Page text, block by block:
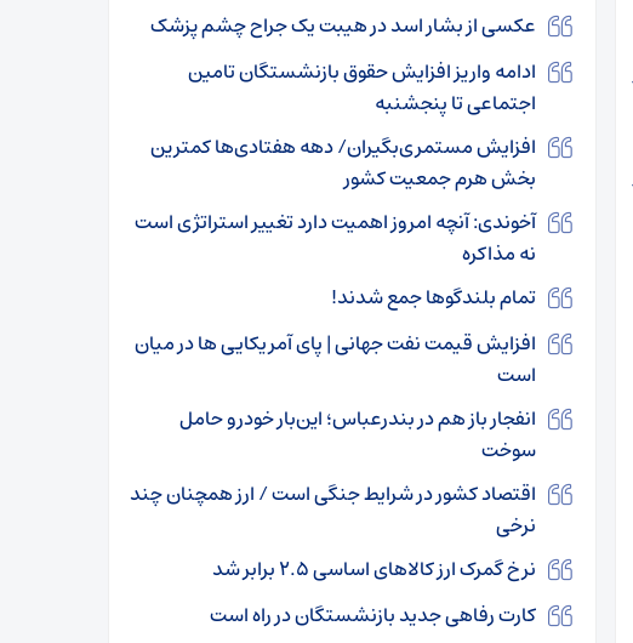
عکسی از بشار اسد در هیبت یک جراح چشم پزشک
ادامه واریز افزایش حقوق بازنشستگان تامین
اجتماعی تا پنجشنبه
افزایش مستمری‌بگیران/ دهه هفتادی‌ها کمترین
بخش هرم جمعیت کشور
آخوندی: آنچه امروز اهمیت دارد تغییر استراتژی است
نه مذاکره
تمام بلندگوها جمع شدند!
افزایش قیمت نفت جهانی | پای آمریکایی ها در میان
است
انفجار باز هم در بندرعباس؛ این‌بار خودرو حامل
سوخت
اقتصاد کشور در شرایط جنگی است / ارز همچنان چند
نرخی
نرخ گمرک ارز کالاهای اساسی ۲.۵ برابر شد
کارت رفاهی جدید بازنشستگان در راه است